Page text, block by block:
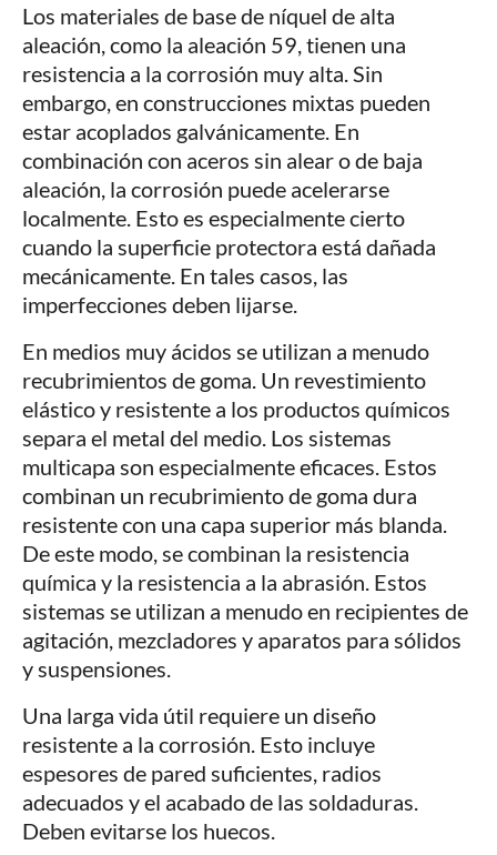
Los materiales de base de níquel de alta
aleación, como la aleación 59, tienen una
resistencia a la corrosión muy alta. Sin
embargo, en construcciones mixtas pueden
estar acoplados galvánicamente. En
combinación con aceros sin alear o de baja
aleación, la corrosión puede acelerarse
localmente. Esto es especialmente cierto
cuando la superficie protectora está dañada
mecánicamente. En tales casos, las
imperfecciones deben lijarse.
En medios muy ácidos se utilizan a menudo
recubrimientos de goma. Un revestimiento
elástico y resistente a los productos químicos
separa el metal del medio. Los sistemas
multicapa son especialmente eficaces. Estos
combinan un recubrimiento de goma dura
resistente con una capa superior más blanda.
De este modo, se combinan la resistencia
química y la resistencia a la abrasión. Estos
sistemas se utilizan a menudo en recipientes de
agitación, mezcladores y aparatos para sólidos
y suspensiones.
Una larga vida útil requiere un diseño
resistente a la corrosión. Esto incluye
espesores de pared suficientes, radios
adecuados y el acabado de las soldaduras.
Deben evitarse los huecos.